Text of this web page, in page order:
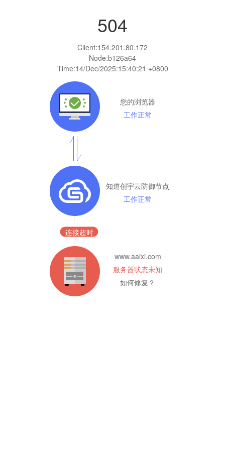
504
Client:154.201.80.172
Node:b126a64
Time:14/Dec/2025:15:40:21 +0800
您的浏览器
工作正常
知道创宇云防御节点
工作正常
连接超时
www.aaixi.com
服务器状态未知
如何修复？